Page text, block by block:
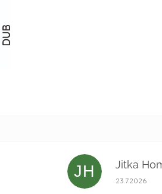
JH Jitka
Hodnocení
23.7.2026